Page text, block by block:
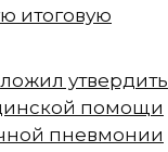
итоговую
утвердить
помощи
пневмонии